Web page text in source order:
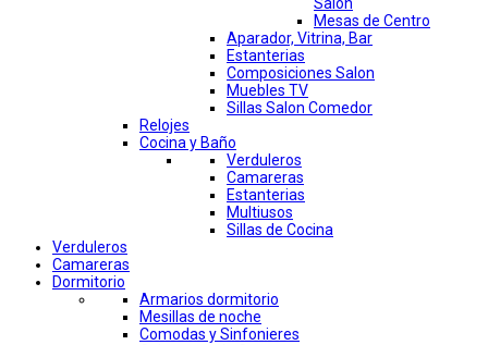
Salon
Mesas de Centro
Aparador, Vitrina, Bar
Estanterias
Composiciones Salon
Muebles TV
Sillas Salon Comedor
Relojes
Cocina y Baño
Verduleros
Camareras
Estanterias
Multiusos
Sillas de Cocina
Verduleros
Camareras
Dormitorio
Armarios dormitorio
Mesillas de noche
Comodas y Sinfonieres